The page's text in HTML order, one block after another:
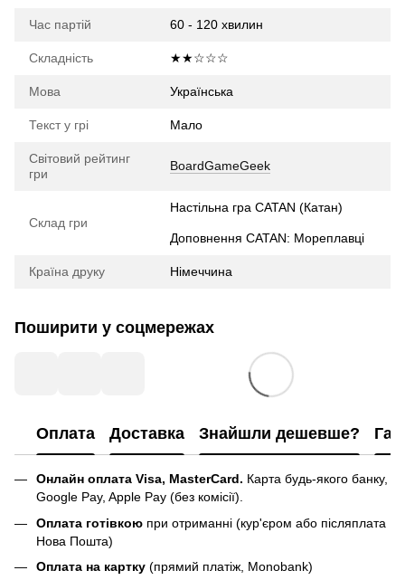
Час партій 60 - 120 хвилин
Складність ★★☆☆☆
Мова Українська
Текст у грі Мало
Світовий рейтинг
гри
BoardGameGeek
Склад гри
Настільна гра CATAN (Катан)
Доповнення CATAN: Мореплавці
Країна друку Німеччина
Поширити у соцмережах
Оплата Доставка Знайшли дешевше?
Онлайн оплата Visa, MasterCard. Карта будь-якого банку,
Google Pay, Apple Pay (без комісії).
Оплата готівкою при отриманні (кур'єром або післяплата
Нова Пошта)
Оплата на картку (прямий платіж, Monobank)